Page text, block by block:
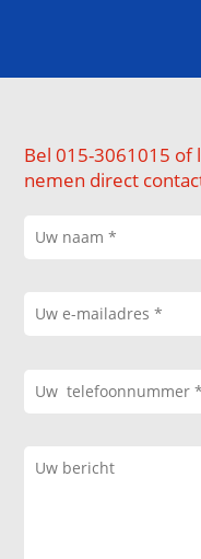
Bel 015-3061015 of
nemen direct